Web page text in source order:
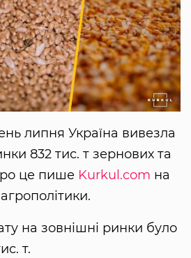
липня Україна вивезла
832 тис. т зернових та
це пише Kurkul.com на
на зовнішні ринки було
т.